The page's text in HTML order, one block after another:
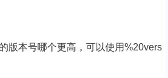
版本号哪个更高，可以使用%20vers